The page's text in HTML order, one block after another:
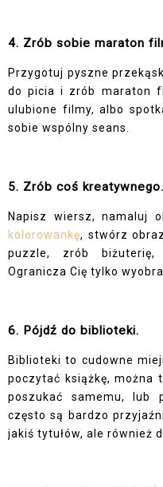
4. Zrób sobie maraton
Przygotuj pyszne
do picia i zrób maraton
ulubione filmy, albo
sobie wspólny seans.
5. Zrób coś kreatywnego.
Napisz wiersz, namaluj
kolorowankę, stwórz
puzzle, zrób biżuterię,
Ogranicza Cię tylko
6. Pójdź do biblioteki.
Biblioteki to cudowne
poczytać książkę, można
poszukać samemu, lub
często są bardzo
jakiś tytułów, ale również